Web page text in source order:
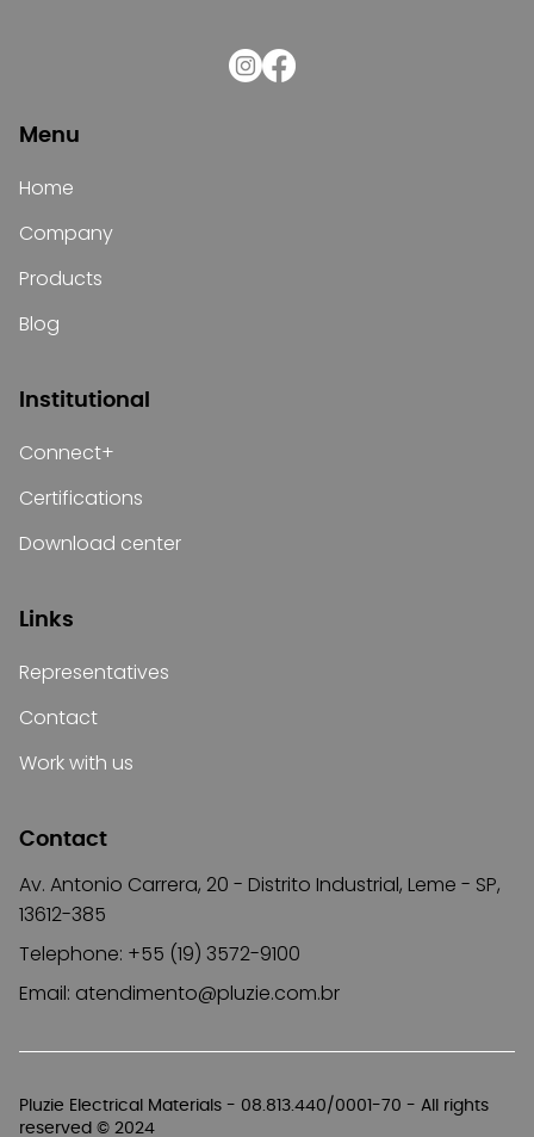
Pluzie Electrical Materials - 08.813.440/0001-70 - All rights
reserved © 2024
Menu
Home
Company
Products
Blog
Institutional
Connect+
Certifications
Download center
Links
Representatives
Contact
Work with us
Contact
Av. Antonio Carrera, 20 - Distrito Industrial, Leme - SP,
13612-385
Telephone: +55 (19) 3572-9100
Email: atendimento@pluzie.com.br